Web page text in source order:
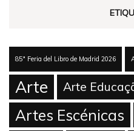
85ª Feria del Libro de Madrid 2026
Arte Arte
Artes Escénicas